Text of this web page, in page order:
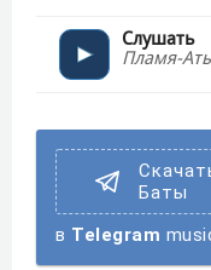
Слушать
Пламя-
Баты
в Telegram